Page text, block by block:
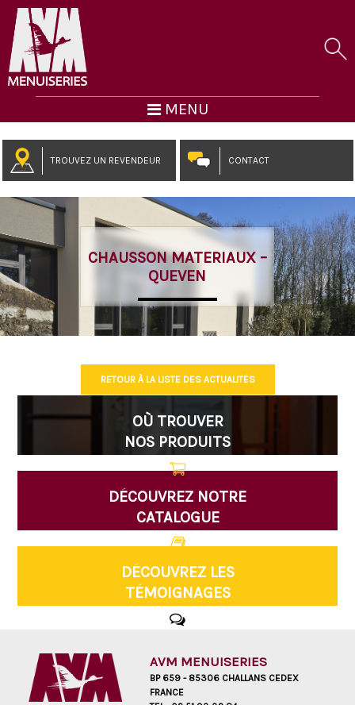
MENU
TROUVEZ UN REVENDEUR CONTACT
CHAUSSON MATERIAUX –
QUEVEN
RETOUR À LA LISTE DES ACTUALITÉS
OÙ TROUVER
NOS PRODUITS
DÉCOUVREZ NOTRE
CATALOGUE
DÉCOUVREZ LES
TÉMOIGNAGES
AVM MENUISERIES
BP 659 - 85306 CHALLANS CEDEX
FRANCE